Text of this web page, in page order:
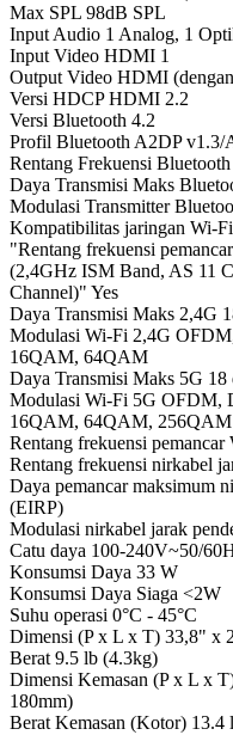
Max SPL 98dB SPL
Input Audio 1 Analog, 1
Input Video HDMI 1
Output Video HDMI
Versi HDCP HDMI 2.2
Versi Bluetooth 4.2
Profil Bluetooth A2DP v1.3/
Rentang Frekuensi Bluetooth
Daya Transmisi Maks
Modulasi Transmitter
Kompatibilitas jaringan Wi-Fi
"Rentang frekuensi
(2,4GHz ISM Band, AS 11
Channel)" Yes
Daya Transmisi Maks 2,4G
Modulasi Wi-Fi 2,4G
16QAM, 64QAM
Daya Transmisi Maks 5G 18
Modulasi Wi-Fi 5G OFDM,
16QAM, 64QAM, 256QAM
Rentang frekuensi pemancar
Rentang frekuensi nirkabel
Daya pemancar maksimum
(EIRP)
Modulasi nirkabel jarak
Catu daya 100-240V~50/
Konsumsi Daya 33 W
Konsumsi Daya Siaga <2W
Suhu operasi 0°C - 45°C
Dimensi (P x L x T) 33,8" x
Berat 9.5 lb (4.3kg)
Dimensi Kemasan (P x L x
180mm)
Berat Kemasan (Kotor) 13.4